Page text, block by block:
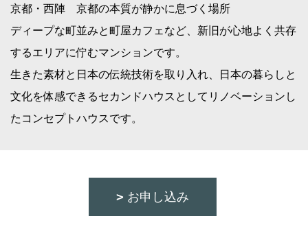
京都・西陣 京都の本質が静かに息づく場所
ディープな町並みと町屋カフェなど、新旧が心地よく共存
するエリアに佇むマンションです。
生きた素材と日本の伝統技術を取り入れ、日本の暮らしと
文化を体感できるセカンドハウスとしてリノベーションし
たコンセプトハウスです。
お申し込み